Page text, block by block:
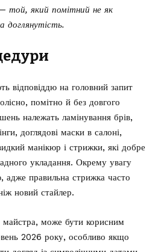
той, який помітний не як
доглянутість.
відповіддю на головний запит
помітно й без довгого
належать ламінування брів,
доглядові маски в салоні,
манікюр і стрижки, які добре
укладання. Окрему увагу
адже правильна стрижка часто
новий стайлер.
майстра, може бути корисним
2026 року, особливо якщо